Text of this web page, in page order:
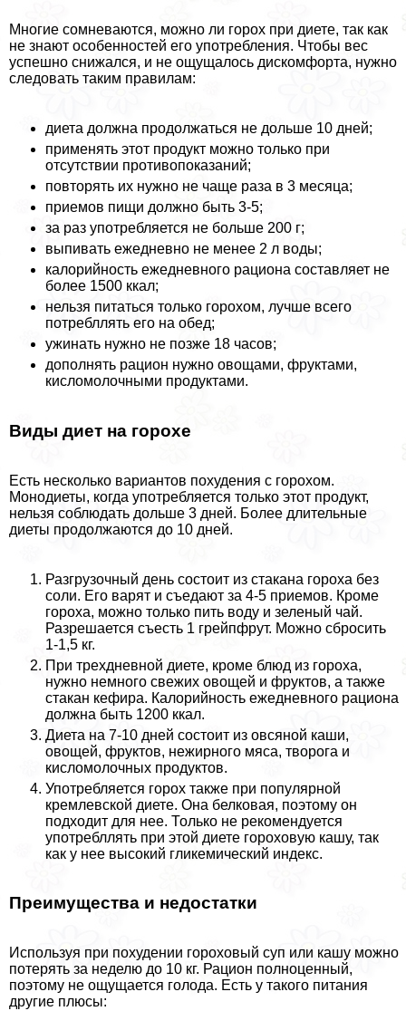
Многие сомневаются, можно ли горох при диете, так как
не знают особенностей его употрeбления. Чтобы вес
успешно снижался, и не ощущалось дискомфорта, нужно
следовать таким правилам:
диета должна продолжаться не дольше 10 дней;
применять этот продукт можно только при
отсутствии противопоказаний;
повторять их нужно не чаще раза в 3 месяца;
приемов пищи должно быть 3-5;
за раз употрeбляется не больше 200 г;
выпивать ежедневно не менее 2 л воды;
калорийность ежедневного рациона составляет не
более 1500 ккал;
нельзя питаться только горохом, лучше всего
потрeбллять его на обед;
ужинать нужно не позже 18 часов;
дополнять рацион нужно овощами, фруктами,
кисломолочными продуктами.
Виды диет на горохе
Есть несколько вариантов похудения с горохом.
Монодиеты, когда употрeбляется только этот продукт,
нельзя соблюдать дольше 3 дней. Более длительные
диеты продолжаются до 10 дней.
Разгрузочный день состоит из стакана гороха без
соли. Его варят и съедают за 4-5 приемов. Кроме
гороха, можно только пить воду и зеленый чай.
Разрешается съесть 1 грейпфрут. Можно сбросить
1-1,5 кг.
При трехдневной диете, кроме блюд из гороха,
нужно немного свежих овощей и фруктов, а также
стакан кефира. Калорийность ежедневного рациона
должна быть 1200 ккал.
Диета на 7-10 дней состоит из овсяной каши,
овощей, фруктов, нежирного мяса, творога и
кисломолочных продуктов.
Употрeбляется горох также при популярной
кремлевской диете. Она белковая, поэтому он
подходит для нее. Только не рекомендуется
употрeбллять при этой диете гороховую кашу, так
как у нее высокий гликемический индекс.
Преимущества и недостатки
Используя при похудении гороховый суп или кашу можно
потерять за неделю до 10 кг. Рацион полноценный,
поэтому не ощущается голода. Есть у такого питания
другие плюсы: